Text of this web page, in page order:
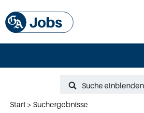
Suche einblenden
Start
Suchergebnisse